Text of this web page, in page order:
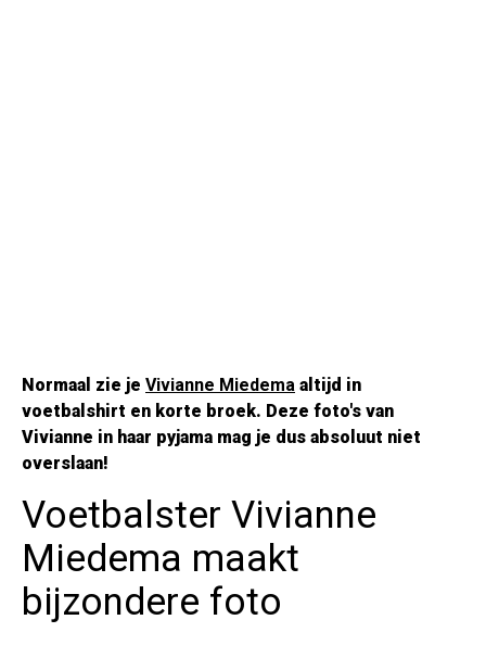
Normaal zie je Vivianne Miedema altijd in
voetbalshirt en korte broek. Deze foto's van
Vivianne in haar pyjama mag je dus absoluut niet
overslaan!
Voetbalster Vivianne
Miedema maakt
bijzondere foto